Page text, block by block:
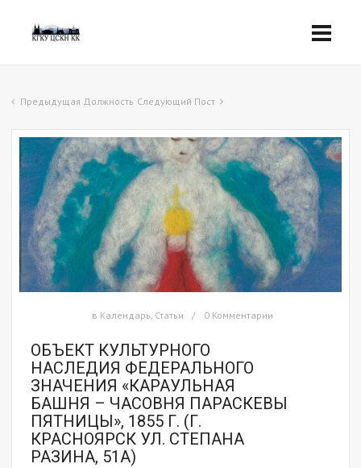
Предыдущая Должность Следующий Пост
в Календарь, Статьи 0 Комментарии
ОБЪЕКТ КУЛЬТУРНОГО
НАСЛЕДИЯ ФЕДЕРАЛЬНОГО
ЗНАЧЕНИЯ «КАРАУЛЬНАЯ
БАШНЯ – ЧАСОВНЯ ПАРАСКЕВЫ
ПЯТНИЦЫ», 1855 Г. (Г.
КРАСНОЯРСК УЛ. СТЕПАНА
РАЗИНА, 51А)